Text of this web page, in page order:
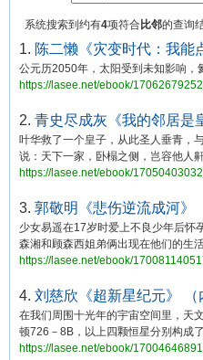
系统搜索到约有4项符合 比邻的查询
1. 陈二懒《灾变时代：我能
公元历2050年，太阳受到未知影响，
https://lasee.net/ebook/
2. 青史尽成灰《我的邻居是
叶华救了一个皇子，从此圣人垂青，
说：天下一家，卧榻之侧，岂容他人
https://lasee.net/ebook/
3. 郭敬明《悲伤逆流成河》
少女易遥在17岁时爱上不良少年后
森湘和顾森西姐弟俩出现在他们的生
https://lasee.net/ebook/
4. 刘慈欣《超新星纪元》 （
在我们周围十光年的宇宙空间里，天
顿726－8B，以上四颗恒星分别构成
https://lasee.net/ebook/